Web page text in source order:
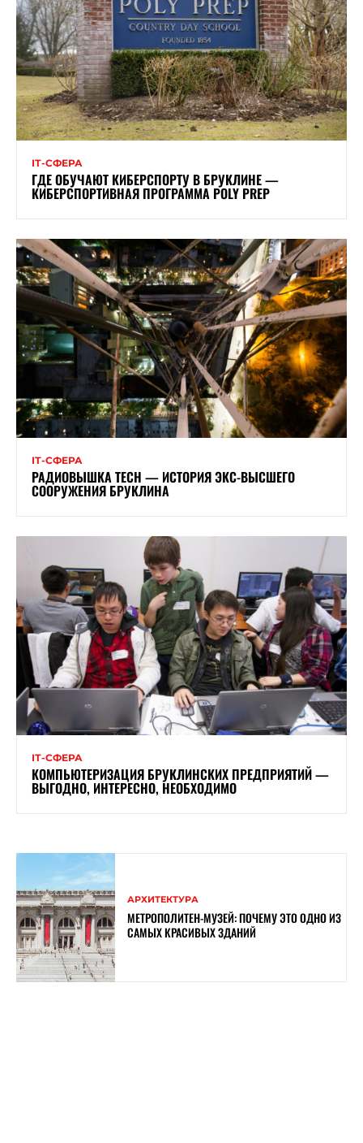
ІТ-СФЕРА
ГДЕ ОБУЧАЮТ КИБЕРСПОРТУ В БРУКЛИНЕ —
КИБЕРСПОРТИВНАЯ ПРОГРАММА POLY PREP
ІТ-СФЕРА
РАДИОВЫШКА TECH — ИСТОРИЯ ЭКС-ВЫСШЕГО
СООРУЖЕНИЯ БРУКЛИНА
ІТ-СФЕРА
КОМПЬЮТЕРИЗАЦИЯ БРУКЛИНСКИХ ПРЕДПРИЯТИЙ —
ВЫГОДНО, ИНТЕРЕСНО, НЕОБХОДИМО
АРХИТЕКТУРА
МЕТРОПОЛИТЕН-МУЗЕЙ: ПОЧЕМУ ЭТО ОДНО ИЗ
САМЫХ КРАСИВЫХ ЗДАНИЙ